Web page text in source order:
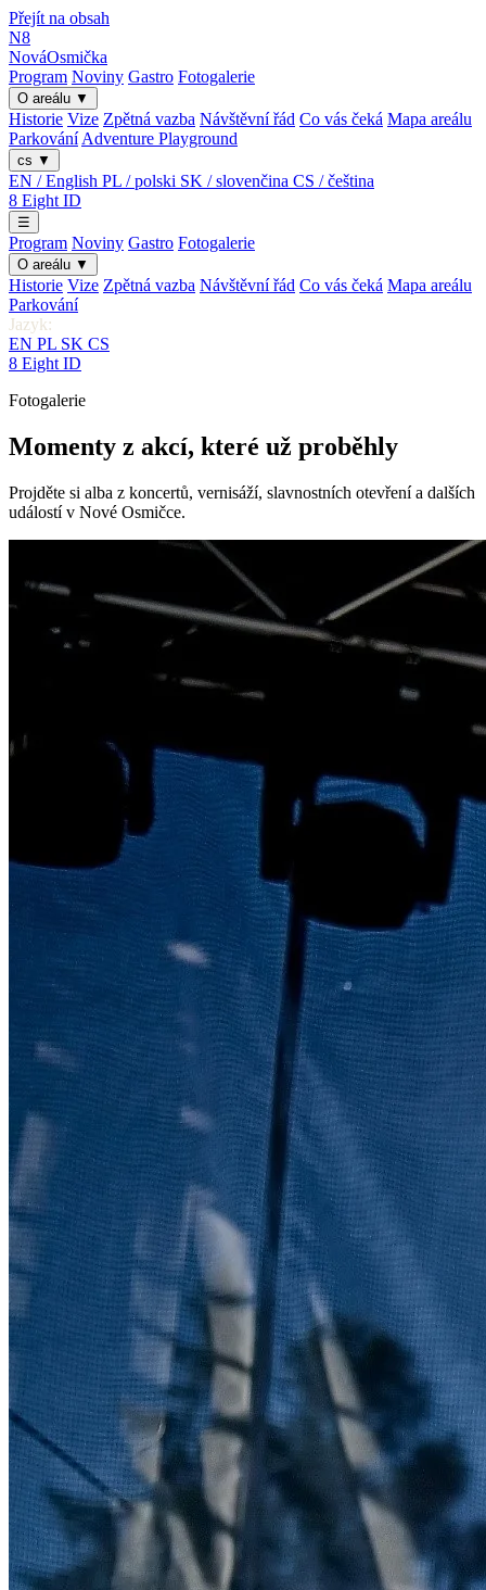
Přejít na obsah
N8
NováOsmička
Program Noviny Gastro Fotogalerie
O areálu ▼
Historie Vize Zpětná vazba Návštěvní řád Co vás čeká Mapa areálu
Parkování Adventure Playground
cs ▼
EN / English PL / polski SK / slovenčina CS / čeština
8 Eight ID
☰
Program Noviny Gastro Fotogalerie
O areálu ▼
Historie Vize Zpětná vazba Návštěvní řád Co vás čeká Mapa areálu
Parkování
Jazyk:
EN PL SK CS
8 Eight ID
Fotogalerie
Momenty z akcí, které už proběhly
Projděte si alba z koncertů, vernisáží, slavnostních otevření a dalších
událostí v Nové Osmičce.